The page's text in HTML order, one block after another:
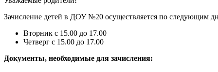
Зачисление детей в ДОУ №20 осуществляется по следующим
Вторник с 15.00 до 17.00
Четверг с 15.00 до 17.00
Документы, необходимые для зачисления: